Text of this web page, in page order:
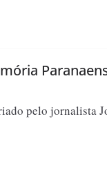
pelo jornalista